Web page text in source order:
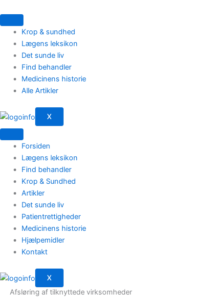
til
indholdetKrop & sundhed
Lægens leksikon
Det sunde liv
Find behandler
Medicinens historie
Alle Artikler
X
Forsiden
Lægens leksikon
Find behandler
Krop & Sundhed
Artikler
Det sunde liv
Patientrettigheder
Medicinens historie
Hjælpemidler
Kontakt
X
Afsløring af tilknyttede virksomheder